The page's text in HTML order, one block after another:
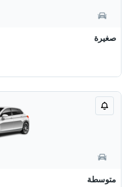
صغيرة
متوسطة